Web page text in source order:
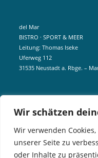
Wir schätzen
Wir verwenden
unserer Seite zu
oder Inhalte zu
del Mar
BISTRO · SPORT & MEER
Leitung: Thomas Iseke
Uferweg 112
31535 Neustadt a. Rbge. –
info@delmar-mardorf.de